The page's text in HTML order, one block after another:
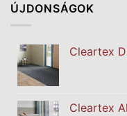
ÚJDONSÁGOK
Cleartex
Cleartex